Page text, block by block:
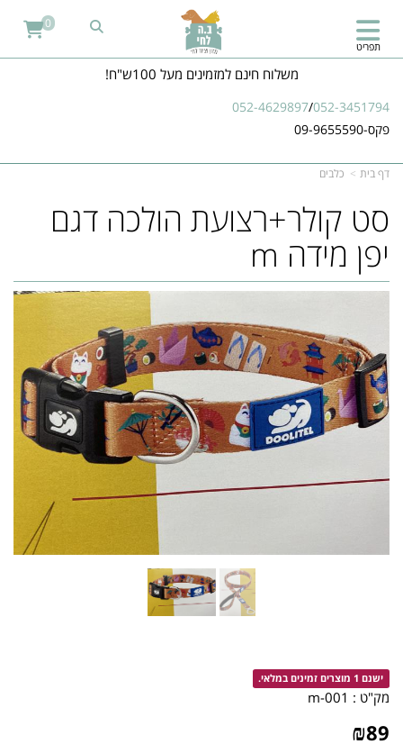
משלוח חינם למזמינים מעל 100ש"ח!
052-4629897/052-3451794
פקס-09-9655590
תפריט
0
דף בית כלבים
סט קולר+רצועת הולכה דגם
יפן מידה m
ישנם 1 מוצרים זמינים במלאי.
מק"ט : 001-m
₪89